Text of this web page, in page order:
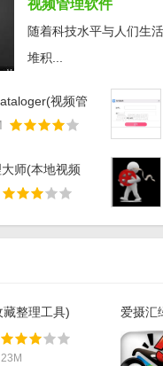
合肥电信下载